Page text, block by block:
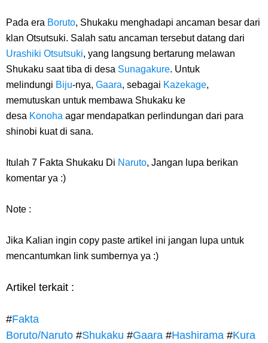
Pada era Boruto, Shukaku menghadapi ancaman besar dari
klan Otsutsuki. Salah satu ancaman tersebut datang dari
Urashiki Otsutsuki, yang langsung bertarung melawan
Shukaku saat tiba di desa Sunagakure. Untuk
melindungi Biju-nya, Gaara, sebagai Kazekage,
memutuskan untuk membawa Shukaku ke
desa Konoha agar mendapatkan perlindungan dari para
shinobi kuat di sana.
Itulah 7 Fakta Shukaku Di Naruto, Jangan lupa berikan
komentar ya :)
Note :
Jika Kalian ingin copy paste artikel ini jangan lupa untuk
mencantumkan link sumbernya ya :)
Artikel terkait :
#Fakta
Boruto/Naruto #Shukaku #Gaara #Hashirama #Kura